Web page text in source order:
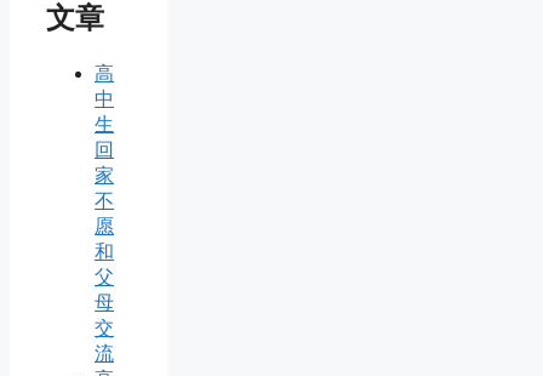
文章
高
中
生
回
家
不
愿
和
父
母
交
流